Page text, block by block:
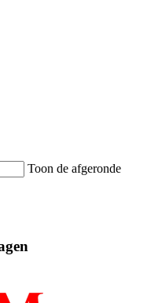
Toon de afgeronde